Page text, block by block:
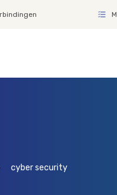
cyber security